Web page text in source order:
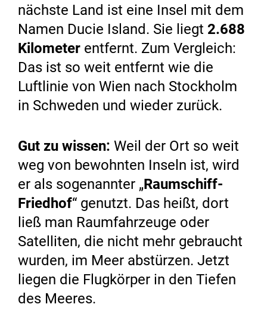
nächste Land ist eine Insel mit dem
Namen Ducie Island. Sie liegt 2.688
Kilometer entfernt. Zum Vergleich:
Das ist so weit entfernt wie die
Luftlinie von Wien nach Stockholm
in Schweden und wieder zurück.
Gut zu wissen: Weil der Ort so weit
weg von bewohnten Inseln ist, wird
er als sogenannter „Raumschiff-
Friedhof“ genutzt. Das heißt, dort
ließ man Raumfahrzeuge oder
Satelliten, die nicht mehr gebraucht
wurden, im Meer abstürzen. Jetzt
liegen die Flugkörper in den Tiefen
des Meeres.